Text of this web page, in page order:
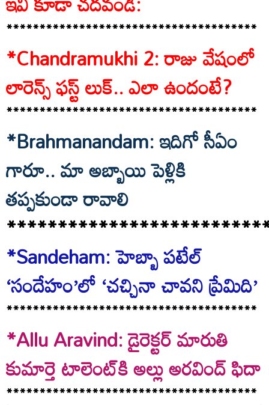
**************************************
*Chandramukhi 2: రాజు వేషంలో
లారెన్స్ ఫస్ట్ లుక్.. ఎలా ఉందంటే?
**************************************
*Brahmanandam: ఇదిగో సీఏం
గారూ.. మా అబ్బాయి పెళ్లికి
తప్పకుండా రావాలి
*Sandeham: హెబ్బా పటేల్
‘సందేహం’లో ‘చచ్చినా చావని ప్రేమిది’
**************************************
*Allu Aravind: డైరెక్టర్ మారుతి
కుమార్తె టాలెంట్‌కి అల్లు అరవింద్ ఫిదా
**************************************